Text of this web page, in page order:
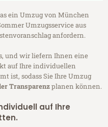
ein Umzug von München
Umzugsservice aus
anfordern.
und wir liefern Ihnen eine
auf Ihre individuellen
ist, sodass Sie Ihre Umzug
Transparenzplanen können.
auf Ihre